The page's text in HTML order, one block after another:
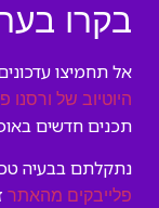
בקרו
אל תחמיצו
היוטיוב של ורסנו
תכנים חדשים
נתקלתם בבעיה
פלייבקים מהאתר